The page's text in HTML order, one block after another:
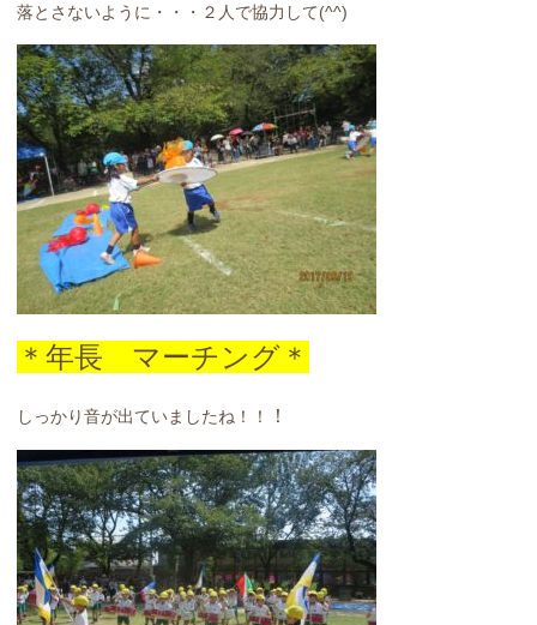
落とさないように・・・２人で協力して(^^)
＊年長 マーチング＊
しっかり音が出ていましたね！！ ！